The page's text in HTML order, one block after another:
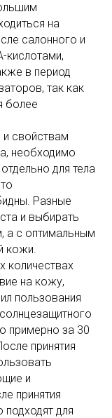
на
салонного и
кислотами,
в период
так как
более
свойствам
необходимо
для тела
Разные
и выбирать
а с оптимальным
кожи.
количествах
на кожу,
пользования
примерно за 30
принятия
и
принятия
для